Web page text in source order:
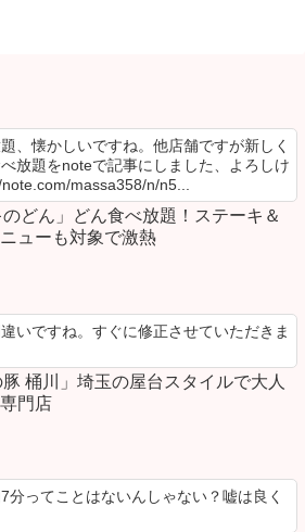
、懐かしいですね。他店舗ですが新しく
放題をnoteで記事にしました、よろしけ
massa358/n/n5...
どん」どん食べ放題！ステーキ＆
ューも対象で激熱
いですね。すぐに修正させていただきま
桶川」埼玉の屋台スタイルで大人
門店
分ってことはないんしゃない？嘘は良く